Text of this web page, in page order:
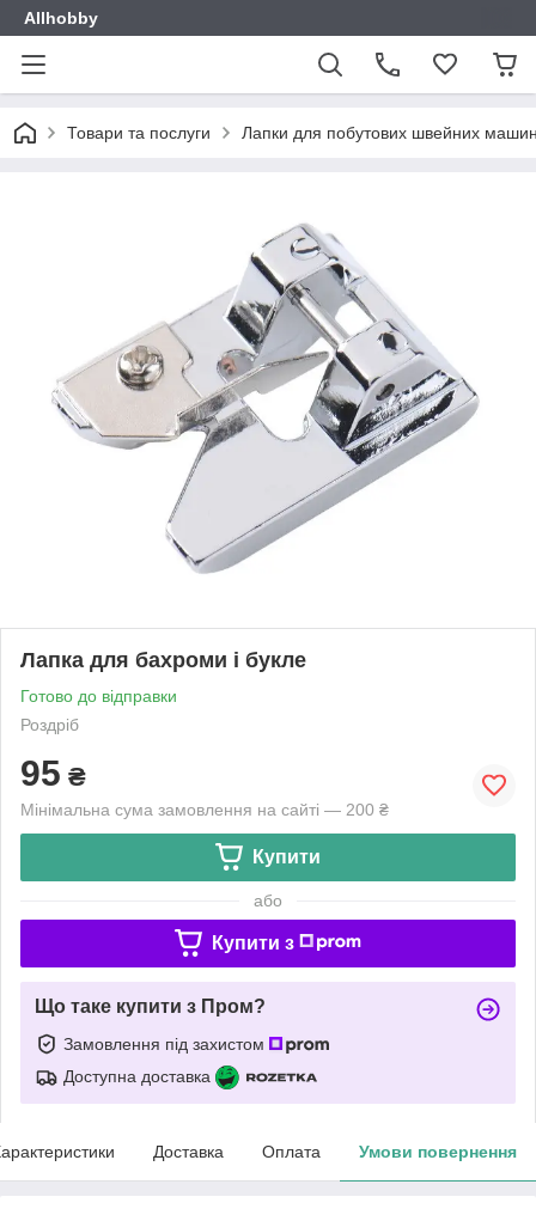
Allhobby
Товари та послуги Лапки для побутових швейних
Лапка для бахроми і букле
Готово до відправки
Роздріб
95 ₴
Мінімальна сума замовлення на сайті — 200 ₴
Купити
або
Купити з
Що таке купити з Пром?
Замовлення під захистом
Доступна доставка
Доставка Оплата Умови повернення